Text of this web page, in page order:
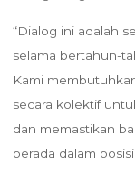
“Dialog ini adalah
selama bertahun-
Kami
secara kolektif
dan memastikan
berada dalam